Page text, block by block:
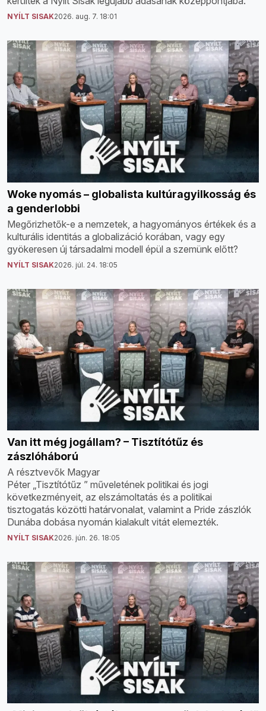
NYÍLT SISAK2026. aug. 7. 18:01
Woke nyomás – globalista kultúragyilkosság és
a genderlobbi
Megőrizhetők-e a nemzetek, a hagyományos értékek és a
kulturális identitás a globalizáció korában, vagy egy
gyökeresen új társadalmi modell épül a szemünk előtt?
NYÍLT SISAK2026. júl. 24. 18:05
Van itt még jogállam? – Tisztítótűz és
zászlóháború
A résztvevők Magyar
Péter „Tisztítótűz ” műveletének politikai és jogi
következményeit, az elszámoltatás és a politikai
tisztogatás közötti határvonalat, valamint a Pride zászlók
Dunába dobása nyomán kialakult vitát elemezték.
NYÍLT SISAK2026. jún. 26. 18:05